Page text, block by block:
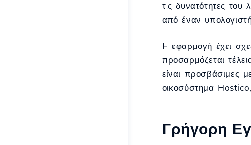
τις δυνατότητες
από έναν
Η εφαρμογή έχει
προσαρμόζεται
είναι προσβάσιμες
οικοσύστημα
Γρήγορη